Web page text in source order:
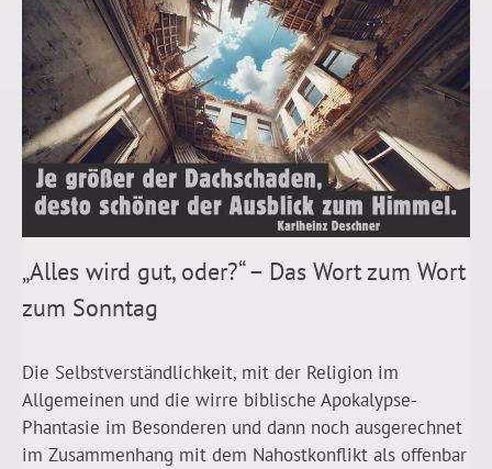
„Alles wird gut, oder?“ – Das Wort zum Wort
zum Sonntag
Die Selbstverständlichkeit, mit der Religion im
Allgemeinen und die wirre biblische Apokalypse-
Phantasie im Besonderen und dann noch ausgerechnet
im Zusammenhang mit dem Nahostkonflikt als offenbar